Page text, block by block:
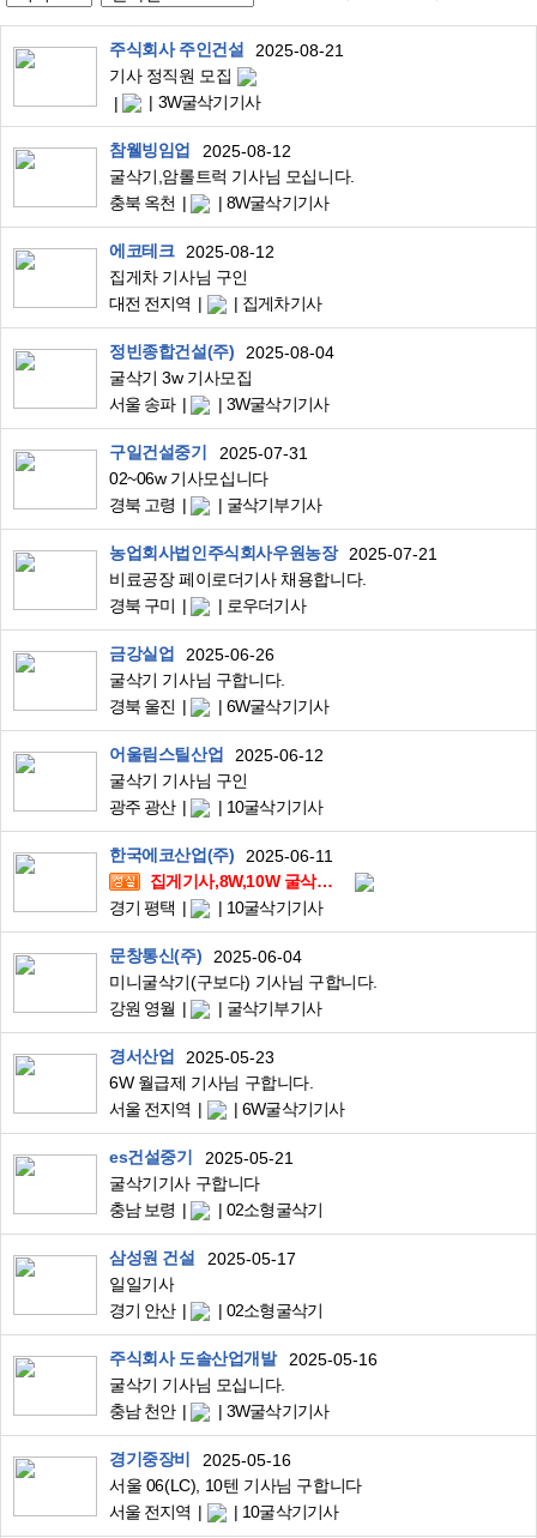
주식회사 주인건설
2025-08-21
기사 정직원 모집
3W굴삭기기사
참웰빙임업
2025-08-12
굴삭기,암롤트럭 기사님 모십니다.
충북 옥천
8W굴삭기기사
에코테크
2025-08-12
집게차 기사님 구인
대전 전지역
집게차기사
정빈종합건설(주)
2025-08-04
굴삭기 3w 기사모집
서울 송파
3W굴삭기기사
구일건설중기
2025-07-31
02~06w 기사모십니다
경북 고령
굴삭기부기사
농업회사법인주식회사우원농장
2025-07-21
비료공장 페이로더기사 채용합니다.
경북 구미
로우더기사
금강실업
2025-06-26
굴삭기 기사님 구합니다.
경북 울진
6W굴삭기기사
어울림스틸산업
2025-06-12
굴삭기 기사님 구인
광주 광산
10굴삭기기사
한국에코산업(주)
2025-06-11
집게기사,8W,10W 굴삭기기사, 압롤기사 모집
경기 평택
10굴삭기기사
문창통신(주)
2025-06-04
미니굴삭기(구보다) 기사님 구합니다.
강원 영월
굴삭기부기사
경서산업
2025-05-23
6W 월급제 기사님 구합니다.
서울 전지역
6W굴삭기기사
es건설중기
2025-05-21
굴삭기기사 구합니다
충남 보령
02소형굴삭기
삼성원 건설
2025-05-17
일일기사
경기 안산
02소형굴삭기
주식회사 도솔산업개발
2025-05-16
굴삭기 기사님 모십니다.
충남 천안
3W굴삭기기사
경기중장비
2025-05-16
서울 06(LC), 10텐 기사님 구합니다
서울 전지역
10굴삭기기사